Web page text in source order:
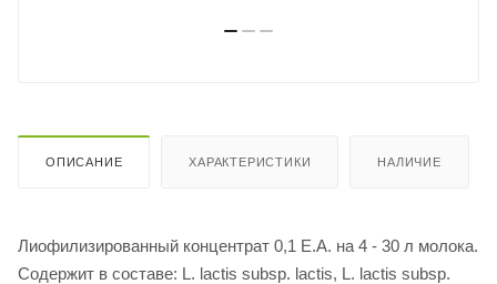
ОПИСАНИЕ ХАРАКТЕРИСТИКИ НАЛИЧИЕ
Лиофилизированный концентрат 0,1 Е.А. на 4 - 30 л молока.
Содержит в составе: L. lactis subsp. lactis, L. lactis subsp.